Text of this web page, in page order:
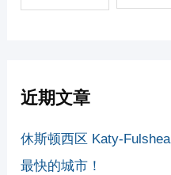
近期文章
休斯顿西区 Katy-
最快的城市！